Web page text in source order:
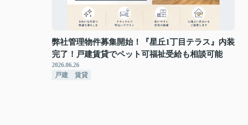
弊社管理物件募集開始！『星丘1丁目テラス』内装
完了！戸建賃貸でペット可福祉受給も相談可能
2026.06.26
戸建 賃貸